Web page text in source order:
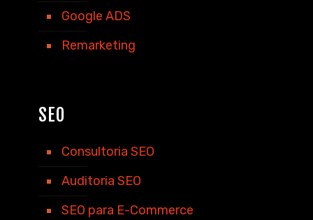
Google ADS
Remarketing
SEO
Consultoria SEO
Auditoria SEO
SEO para E-Commerce